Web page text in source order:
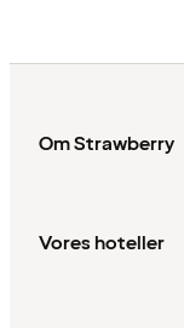
Om Strawberry
Vores hoteller